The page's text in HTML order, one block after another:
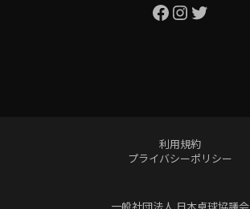
Facebook
Instagram
Twitter
利用規約
プライバシーポリシー
一般社団法人 日本卓球協議会